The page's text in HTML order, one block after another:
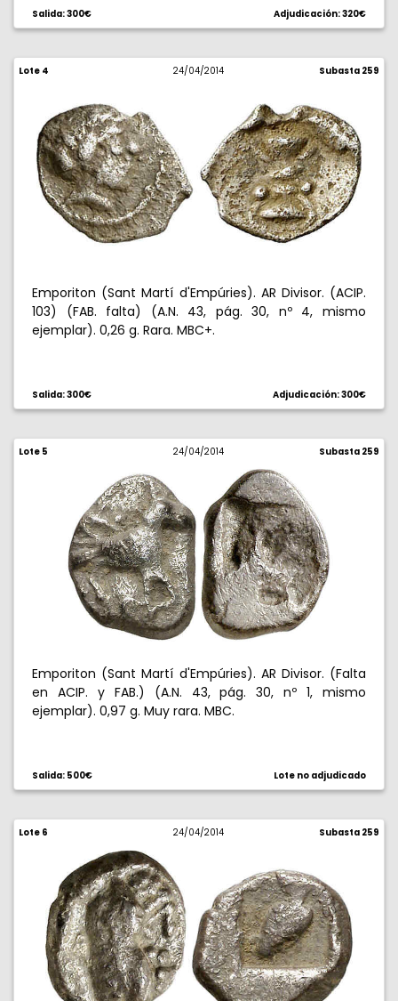
Salida: 300€ Adjudicación: 320€
Lote 4 24/04/2014 Subasta 259
Emporiton (Sant Martí d'Empúries). AR Divisor. (ACIP.
103) (FAB. falta) (A.N. 43, pág. 30, nº 4, mismo
ejemplar). 0,26 g. Rara. MBC+.
Salida: 300€ Adjudicación: 300€
Lote 5 24/04/2014 Subasta 259
Emporiton (Sant Martí d'Empúries). AR Divisor. (Falta
en ACIP. y FAB.) (A.N. 43, pág. 30, nº 1, mismo
ejemplar). 0,97 g. Muy rara. MBC.
Salida: 500€ Lote no adjudicado
Lote 6 24/04/2014 Subasta 259